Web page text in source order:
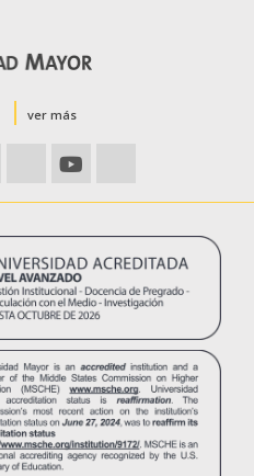
ver más